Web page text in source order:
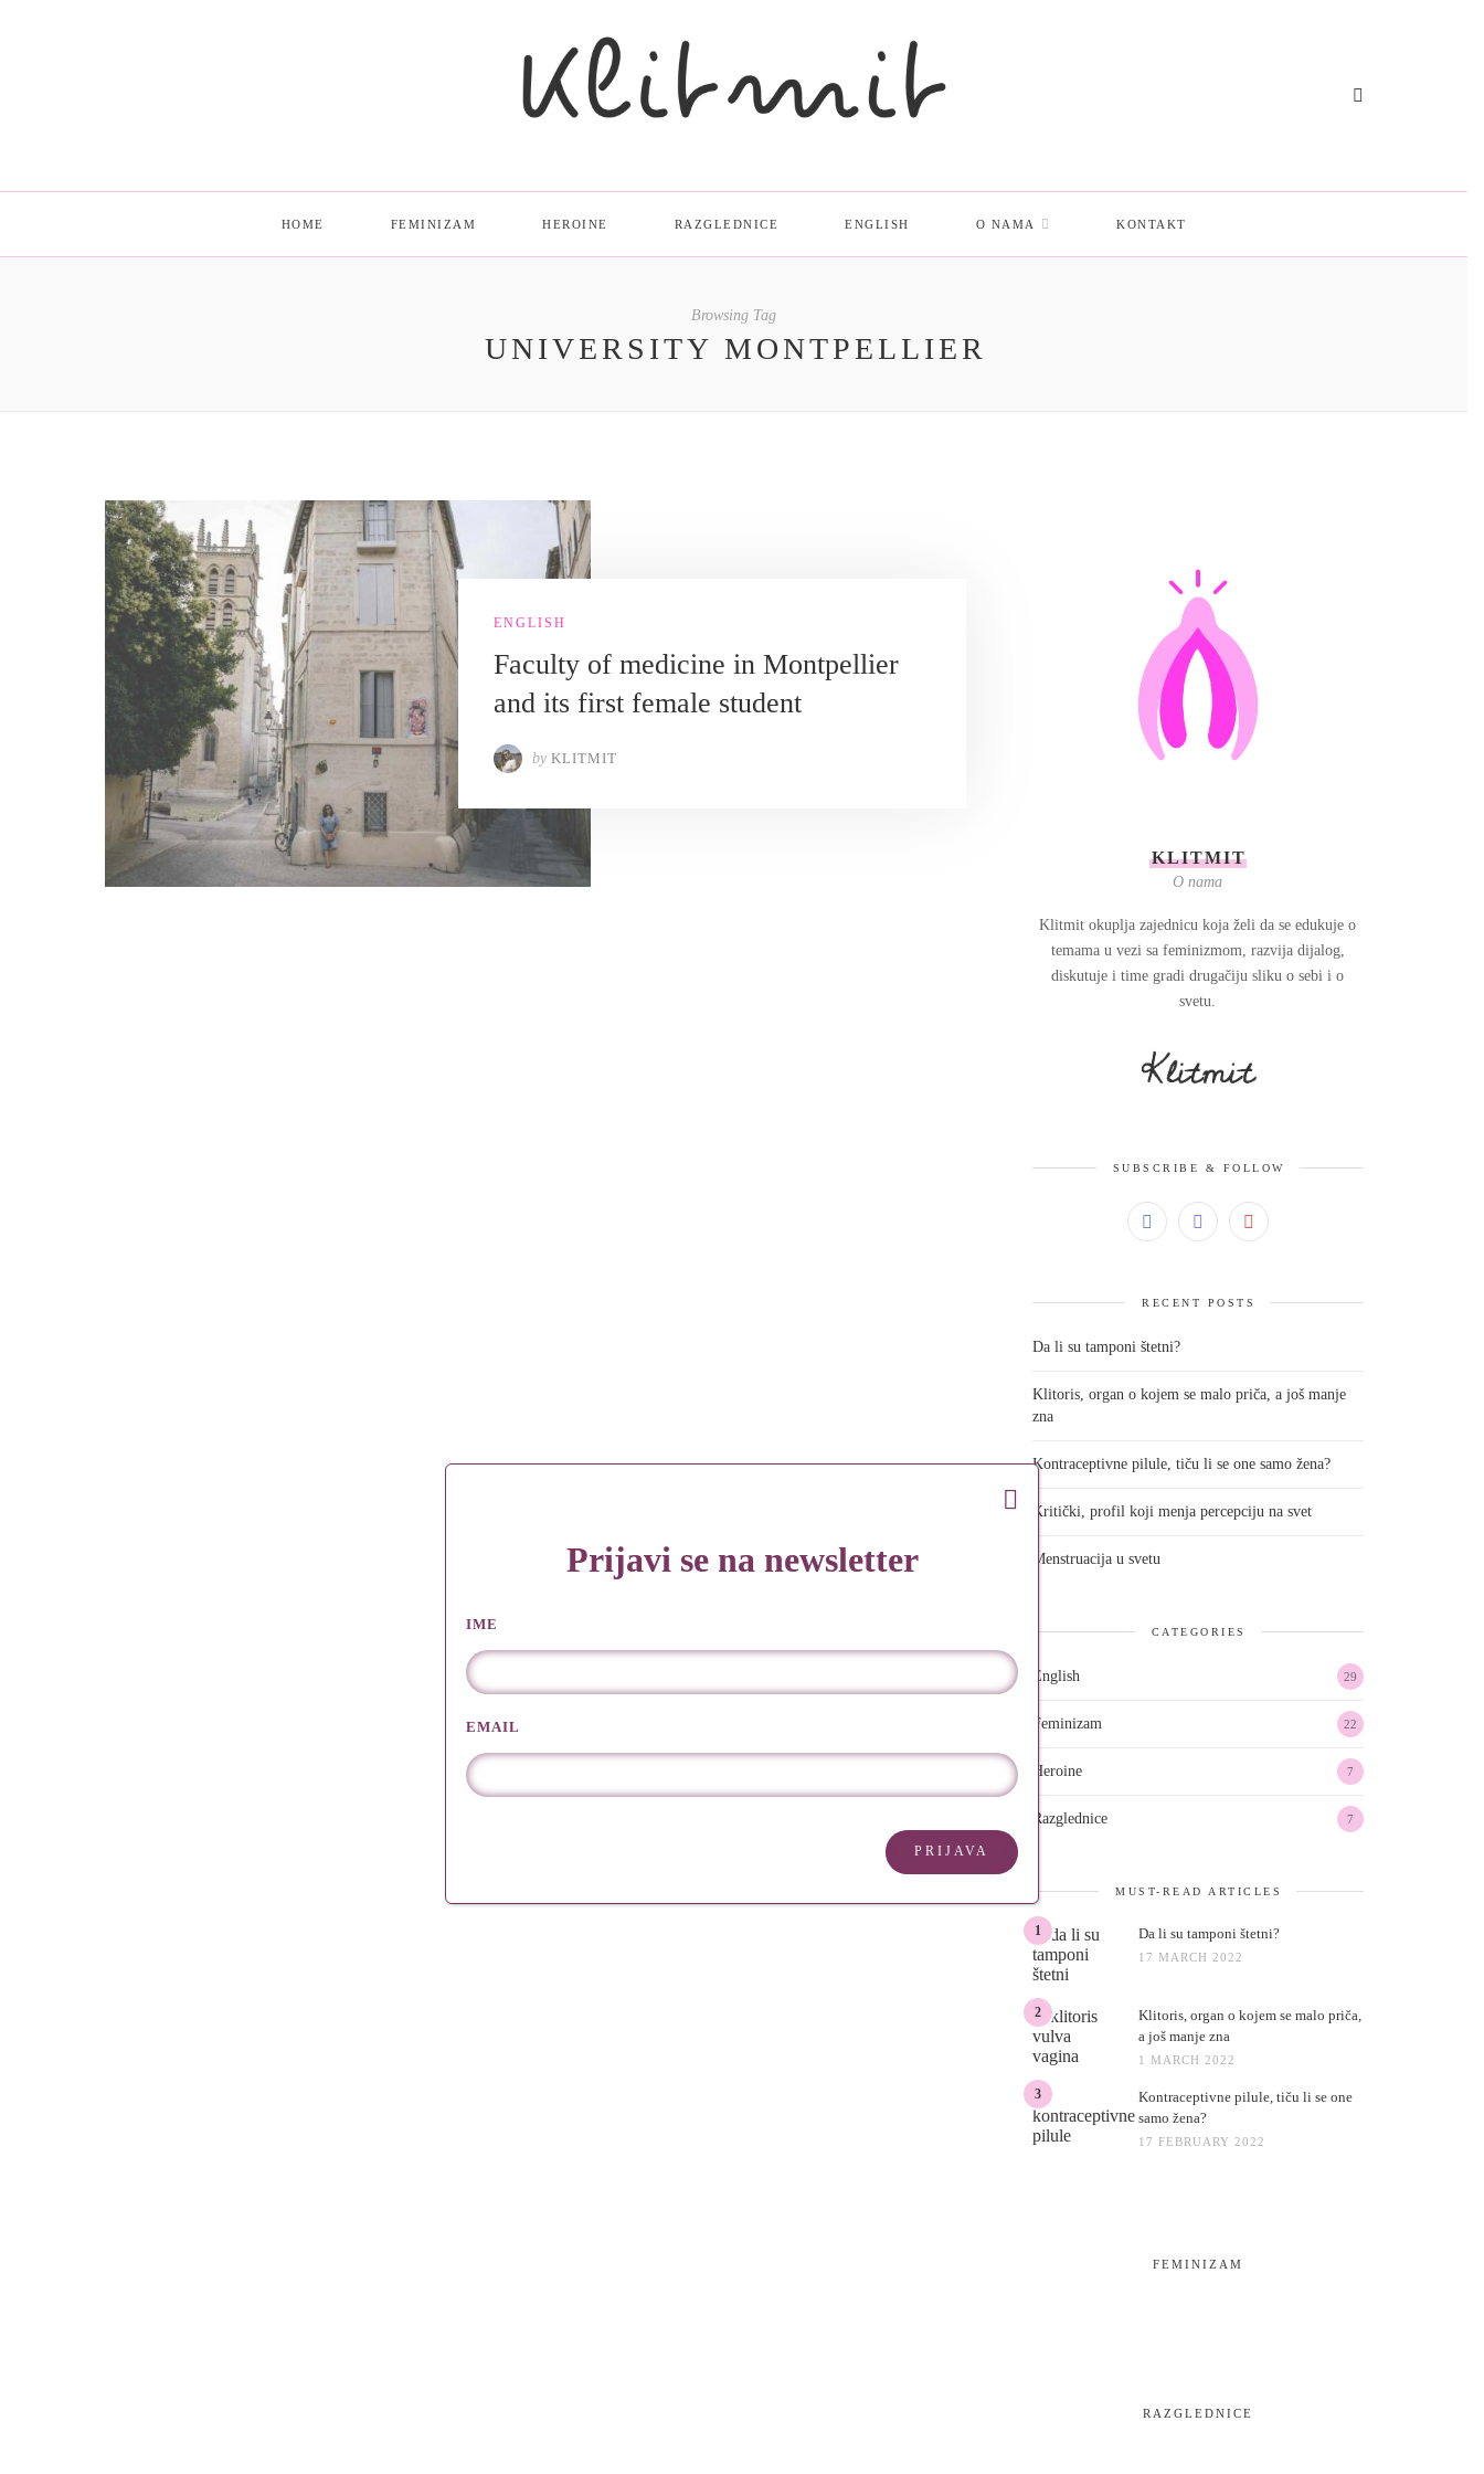
HOME FEMINIZAM HEROINE RAZGLEDNICE ENGLISH O NAMA KONTAKT
Browsing Tag
UNIVERSITY MONTPELLIER
ENGLISH
Faculty of medicine in Montpellier
and its first female student
by KLITMIT
KLITMIT
O nama
Klitmit okuplja zajednicu koja želi da se edukuje o
temama u vezi sa feminizmom, razvija dijalog,
diskutuje i time gradi drugačiju sliku o sebi i o
svetu.
SUBSCRIBE & FOLLOW
RECENT POSTS
Da li su tamponi štetni?
Klitoris, organ o kojem se malo priča, a još manje
zna
Kontraceptivne pilule, tiču li se one samo žena?
Kritički, profil koji menja percepciju na svet
Menstruacija u svetu
CATEGORIES
English 29
Feminizam 22
Heroine 7
Razglednice 7
MUST-READ ARTICLES
1 Da li su tamponi štetni?
17 MARCH 2022
2
Klitoris, organ o kojem se malo priča,
a još manje zna
1 MARCH 2022
3
Kontraceptivne pilule, tiču li se one
samo žena?
17 FEBRUARY 2022
FEMINIZAM
RAZGLEDNICE
Prijavi se na newsletter
IME
EMAIL